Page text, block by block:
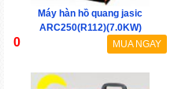
Máy hàn hồ quang jasic
ARC250(R112)(7.0KW)
0 MUA NGAY